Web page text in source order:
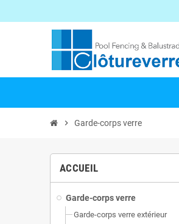
chevron_right Garde-corps verre
ACCUEIL
Garde-corps verre
Garde-corps verre extérieur